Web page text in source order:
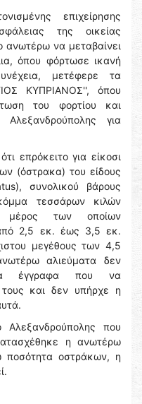
επιχείρησης
της οικείας
ανωτέρω να μεταβαίνει
όπου φόρτωσε ικανή
μετέφερε τα
ΚΥΠΡΙΑΝΟΣ'', όπου
του φορτίου και
για
επρόκειτο για είκοσι
(όστρακα) του είδους
συνολικού βάρους
τεσσάρων κιλών
μέρος των οποίων
2,5 εκ. έως 3,5 εκ.
μεγέθους των 4,5
αλιεύματα δεν
έγγραφα που να
και δεν υπήρχε η
Αλεξανδρούπολης που
η ανωτέρω
οστράκων, η